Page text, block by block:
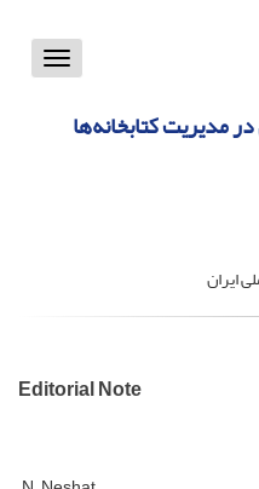
Toggle
مدیریت کتابخانه‌ها
ایران
Editorial Note